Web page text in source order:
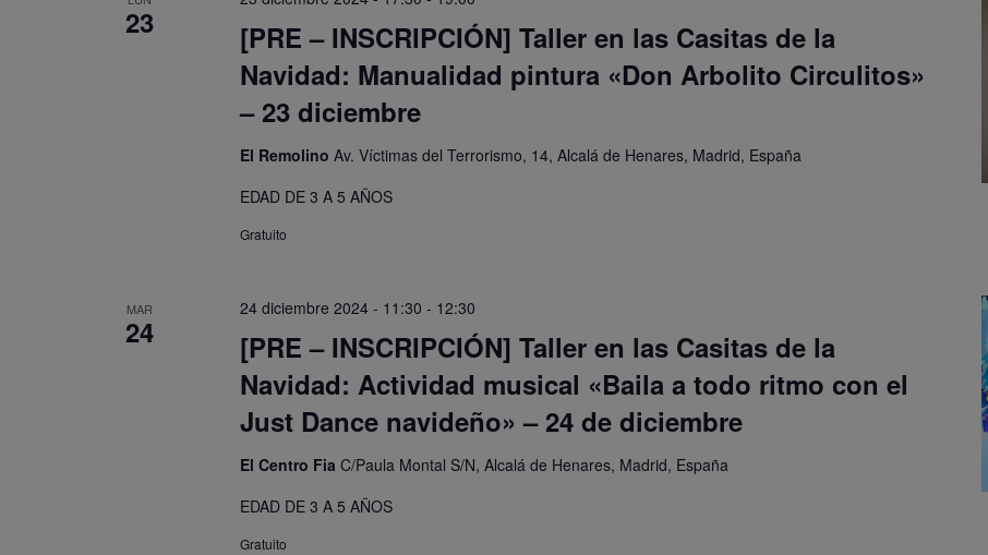
23
[PRE – INSCRIPCIÓN] Taller en las Casitas de la
Navidad: Manualidad pintura «Don Arbolito Circulitos»
– 23 diciembre
El Remolino Av. Víctimas del Terrorismo, 14, Alcalá de Henares, Madrid, España
EDAD DE 3 A 5 AÑOS
Gratuito
MAR
24
[PRE – INSCRIPCIÓN] Taller en las Casitas de la
Navidad: Actividad musical «Baila a todo ritmo con el
Just Dance navideño» – 24 de diciembre
24 diciembre 2024 - 11:30 - 12:30
El Centro Fia C/Paula Montal S/N, Alcalá de Henares, Madrid, España
EDAD DE 3 A 5 AÑOS
Gratuito